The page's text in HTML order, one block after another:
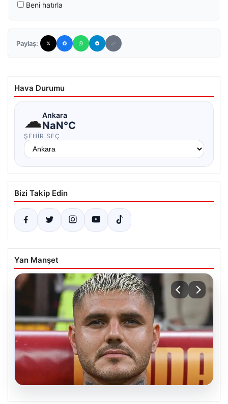
Beni hatırla
Paylaş:
Hava Durumu
☁Ankara
NaN°C
ŞEHIR SEÇ
Bizi Takip Edin
Yan Manşet
05.08.2026